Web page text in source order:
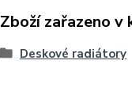
Zboží zařazeno v
Deskové radiátory